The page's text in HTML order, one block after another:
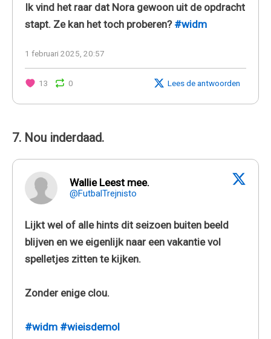
Ik vind het raar dat Nora gewoon uit de opdracht
stapt. Ze kan het toch proberen? #widm
1 februari 2025, 20:57
13 0 Lees de antwoorden
7. Nou inderdaad.
Wallie Leest mee.
@FutbalTrejnisto
Lijkt wel of alle hints dit seizoen buiten beeld
blijven en we eigenlijk naar een vakantie vol
spelletjes zitten te kijken.
Zonder enige clou.
#widm #wieisdemol